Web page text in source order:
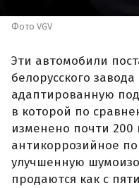
Фото VGV
Эти автомобили
белорусского
адаптированную
в которой по
изменено почти 200
антикоррозийное
улучшенную
продаются как с